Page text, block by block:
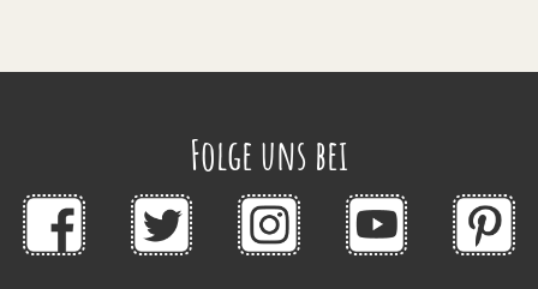
Folge uns bei